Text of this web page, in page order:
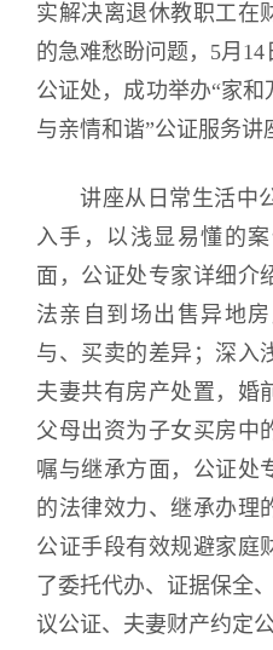
实解决离退休教职工在
的急难愁盼问题，5月
公证处，成功举办“家
与亲情和谐”公证服务讲
讲座从日常生活中
入手，以浅显易懂的
面，公证处专家详细介
法亲自到场出售异地
与、买卖的差异；深入
夫妻共有房产处置，婚
父母出资为子女买房中
嘱与继承方面，公证处
的法律效力、继承办理
公证手段有效规避家庭
了委托代办、证据保全
议公证、夫妻财产约定